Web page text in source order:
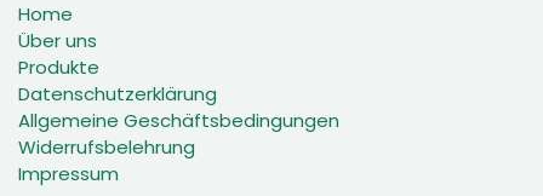
Home
Über uns
Produkte
Datenschutzerklärung
Allgemeine Geschäftsbedingungen
Widerrufsbelehrung
Impressum